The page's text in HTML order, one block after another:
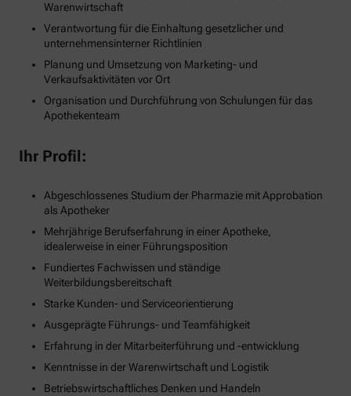
Warenwirtschaft
Verantwortung für die Einhaltung gesetzlicher und
unternehmensinterner Richtlinien
Planung und Umsetzung von Marketing- und
Verkaufsaktivitäten vor Ort
Organisation und Durchführung von Schulungen für das
Apothekenteam
Ihr Profil:
Abgeschlossenes Studium der Pharmazie mit Approbation
als Apotheker
Mehrjährige Berufserfahrung in einer Apotheke,
idealerweise in einer Führungsposition
Fundiertes Fachwissen und ständige
Weiterbildungsbereitschaft
Starke Kunden- und Serviceorientierung
Ausgeprägte Führungs- und Teamfähigkeit
Erfahrung in der Mitarbeiterführung und -entwicklung
Kenntnisse in der Warenwirtschaft und Logistik
Betriebswirtschaftliches Denken und Handeln